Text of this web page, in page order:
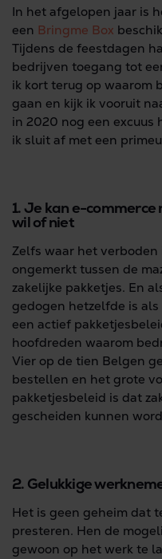
In het afgelopen jaar is
een Bringme Box
Tijdens de feestdagen
bedrijven toegang tot
ik kort terug op waarom
gaan en kijk ik vooruit
in 2020 nog een excuus
ik sluit af met een
1. Je kan e-
wil of niet
Zelfs waar het
ongemerkt tussen de
zakelijke pakketjes. En
gedogen hetzelfde is
een actief
hoofdreden waarom
Vier op de tien Belgen
bestellen en het grote
pakketjesbeleid is dat
gescheiden kunnen
2. Gelukkige
Het is geen geheim dat
presteren. Hen de
gewoon op het werk te